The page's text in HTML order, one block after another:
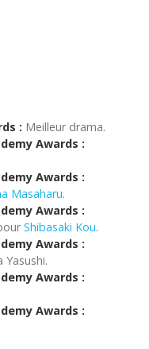
: Meilleur drama.
Awards :
Awards :
Masaharu.
Awards :
Shibasaki Kou.
Awards :
Yasushi.
Awards :
Awards :